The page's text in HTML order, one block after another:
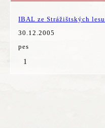
IBAL ze Strážištských lesu
30.12.2005
pes
1